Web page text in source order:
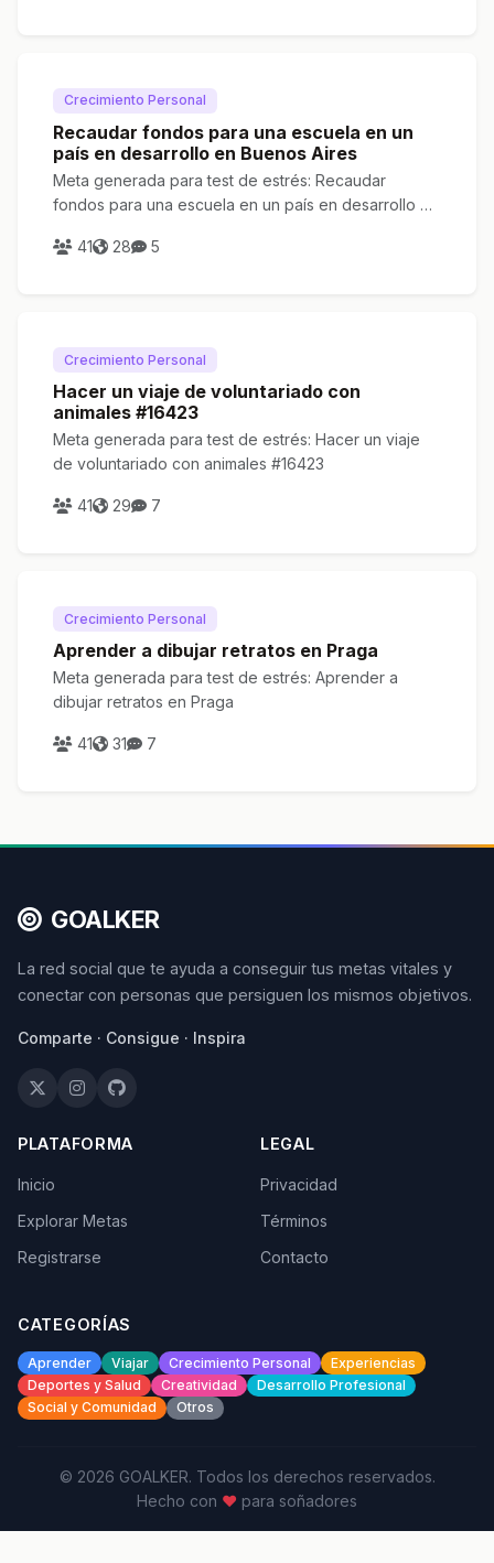
Crecimiento Personal
Recaudar fondos para una escuela en un
país en desarrollo en Buenos Aires
Meta generada para test de estrés: Recaudar
fondos para una escuela en un país en desarrollo en
41
28 5
Crecimiento Personal
Hacer un viaje de voluntariado con
animales #16423
Meta generada para test de estrés: Hacer un viaje
de voluntariado con animales #16423
41 29 7
Crecimiento Personal
Aprender a dibujar retratos en Praga
Meta generada para test de estrés: Aprender a
dibujar retratos en Praga
41 31 7
GOALKER
La red social que te ayuda a conseguir tus metas vitales y
conectar con personas que persiguen los mismos objetivos.
Comparte · Consigue · Inspira
PLATAFORMA
Inicio
Explorar Metas
Registrarse
LEGAL
Privacidad
Términos
Contacto
CATEGORÍAS
Aprender Viajar Crecimiento Personal
Experiencias
Deportes y Salud
Creatividad
Desarrollo Profesional
Social y Comunidad
Otros
© 2026 GOALKER. Todos los derechos reservados.
Hecho con ♥ para soñadores